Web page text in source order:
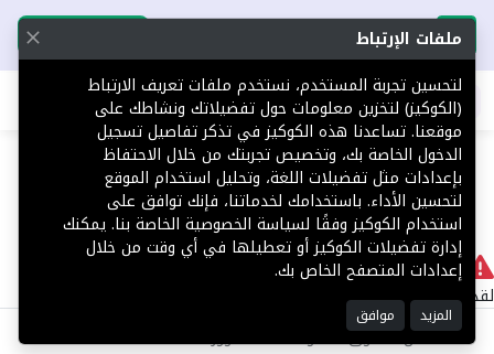
تحميل التطبيق تحميل التطبيق
اطلب عقارك
404 لا يوجد
لقد حدث خطأ داخلي أثناء معالجة طلبك.
©2025 كل الحقوق محفوظة منصة توور
ملفات الإرتباط
لتحسين تجربة المستخدم، نستخدم ملفات تعريف الارتباط
(الكوكيز) لتخزين معلومات حول تفضيلاتك ونشاطك على
موقعنا. تساعدنا هذه الكوكيز في تذكر تفاصيل تسجيل
الدخول الخاصة بك، وتخصيص تجربتك من خلال الاحتفاظ
بإعدادات مثل تفضيلات اللغة، وتحليل استخدام الموقع
لتحسين الأداء. باستخدامك لخدماتنا، فإنك توافق على
استخدام الكوكيز وفقًا لسياسة الخصوصية الخاصة بنا. يمكنك
إدارة تفضيلات الكوكيز أو تعطيلها في أي وقت من خلال
إعدادات المتصفح الخاص بك.
المزيد موافق